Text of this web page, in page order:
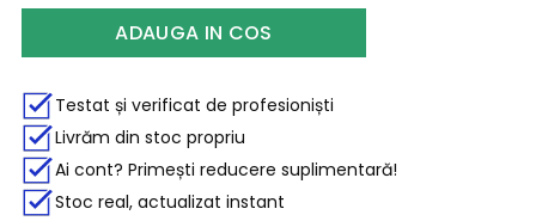
ADAUGA IN COS
Testat și verificat de profesioniști
Livrăm din stoc propriu
Ai cont? Primești reducere suplimentară!
Stoc real, actualizat instant